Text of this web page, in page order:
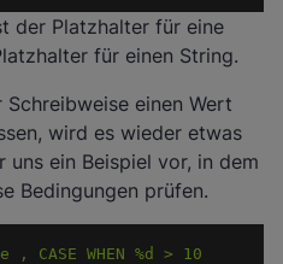
der Platzhalter für eine
für einen String.
einen Wert
wird es wieder etwas
ein Beispiel vor, in dem
Bedingungen prüfen.
, CASE WHEN %d > 10